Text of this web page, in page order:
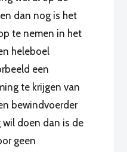
dan nog is het
te nemen in het
heleboel
een
te krijgen van
bewindvoerder
wil doen dan is de
geen